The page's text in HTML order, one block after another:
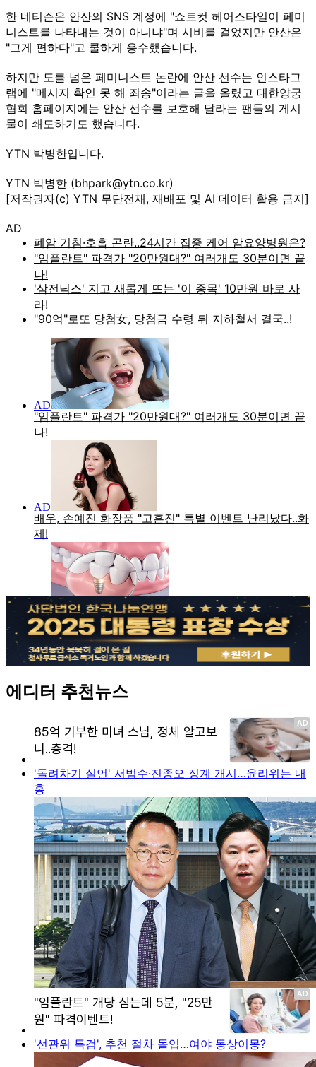
한 네티즌은 안산의 SNS 계정에 "쇼트컷 헤어스타일이 페미
니스트를 나타내는 것이 아니냐"며 시비를 걸었지만 안산은
"그게 편하다"고 쿨하게 응수했습니다.
하지만 도를 넘은 페미니스트 논란에 안산 선수는 인스타그
램에 "메시지 확인 못 해 죄송"이라는 글을 올렸고 대한양궁
협회 홈페이지에는 안산 선수를 보호해 달라는 팬들의 게시
물이 쇄도하기도 했습니다.
YTN 박병한입니다.
YTN 박병한 (bhpark@ytn.co.kr)
[저작권자(c) YTN 무단전재, 재배포 및 AI 데이터 활용 금지]
AD
에디터 추천뉴스
'돌려차기 실언' 서범수·진종오 징계 개시…윤리위는 내
홍
'선관위 특검', 추천 절차 돌입…여야 동상이몽?